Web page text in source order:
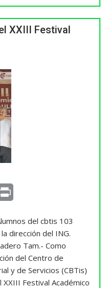
t
XXIII Festival
i
n
t
del cbtis 103
dirección del ING.
Tam.- Como
del Centro de
y de Servicios (CBTis)
Festival Académico